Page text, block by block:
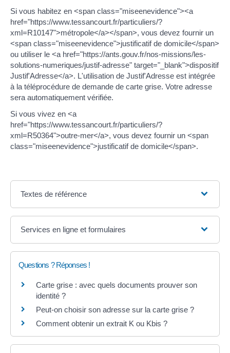
Si vous habitez en <span class="miseenevidence"><a
href="https://www.tessancourt.fr/particuliers/?
xml=R10147">métropole</a></span>, vous devez fournir un
<span class="miseenevidence">justificatif de domicile</span>
ou utiliser le <a href="https://ants.gouv.fr/nos-missions/les-
solutions-numeriques/justif-adresse" target="_blank">dispositif
Justif'Adresse</a>. L'utilisation de Justif'Adresse est intégrée
à la téléprocédure de demande de carte grise. Votre adresse
sera automatiquement vérifiée.
Si vous vivez en <a
href="https://www.tessancourt.fr/particuliers/?
xml=R50364">outre-mer</a>, vous devez fournir un <span
class="miseenevidence">justificatif de domicile</span>.
Textes de référence
Services en ligne et formulaires
Questions ? Réponses !
Carte grise : avec quels documents prouver son
identité ?
Peut-on choisir son adresse sur la carte grise ?
Comment obtenir un extrait K ou Kbis ?